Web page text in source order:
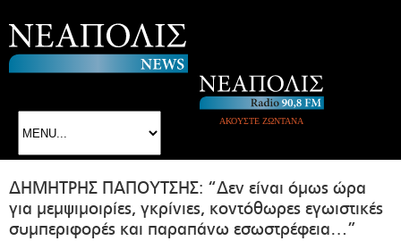
ΑΚΟΥΣΤΕ ΖΩΝΤΑΝΑ
ΔΗΜΗΤΡΗΣ ΠΑΠΟΥΤΣΗΣ: “Δεν είναι όμως ώρα
για μεμψιμοιρίες, γκρίνιες, κοντόθωρες εγωιστικές
συμπεριφορές και παραπάνω εσωστρέφεια…”